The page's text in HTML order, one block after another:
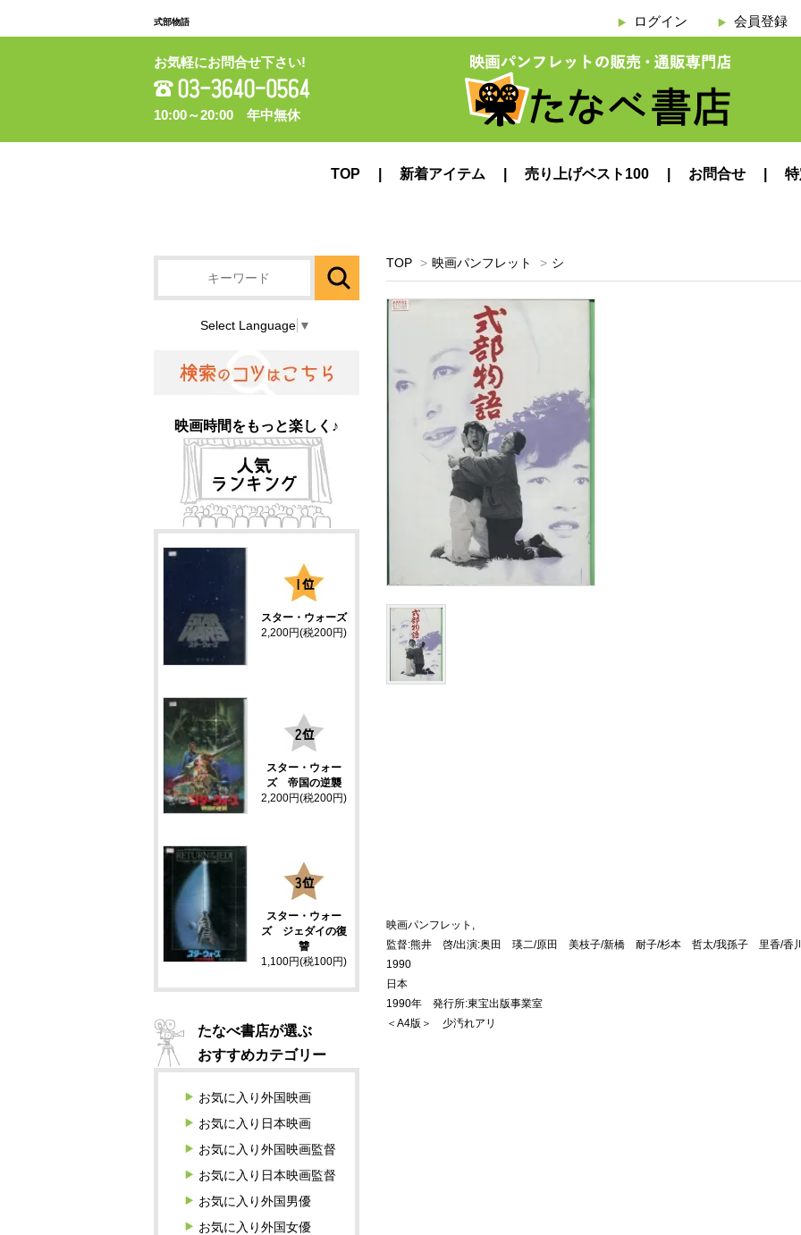
式部物語 ログイン 会員登録
お気軽にお問合せ下さい!
10:00～20:00 年中無休
TOP 新着アイテム 売り上げベスト100 お問合せ
TOP > 映画パンフレット > シ
映画パンフレット,
監督:熊井 啓/出演:奥田 瑛二/原田 美枝子/新橋 耐子/杉本 哲太/我孫子 里香/
1990
日本
1990年 発行所:東宝出版事業室
＜A4版＞ 少汚れアリ
Select Language ▼
映画時間をもっと楽しく♪
スター・ウォーズ
2,200円(税200円)
スター・ウォー
ズ 帝国の逆襲
2,200円(税200円)
スター・ウォー
ズ ジェダイの復
讐
1,100円(税100円)
たなべ書店が選ぶ
おすすめカテゴリー
お気に入り外国映画
お気に入り日本映画
お気に入り外国映画監督
お気に入り日本映画監督
お気に入り外国男優
お気に入り外国女優